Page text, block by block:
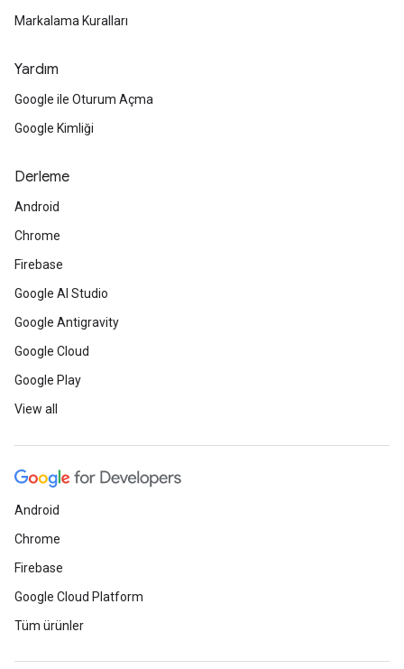
Markalama Kuralları
Yardım
Google ile Oturum Açma
Google Kimliği
Derleme
Android
Chrome
Firebase
Google AI Studio
Google Antigravity
Google Cloud
Google Play
View all
Android
Chrome
Firebase
Google Cloud Platform
Tüm ürünler